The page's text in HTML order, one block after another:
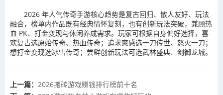
2026 年人气传奇手游核心趋势是复古回归、散人友好、玩法
融合，榜单内作品既有经典情怀复刻，也有创新玩法突破，兼顾热
血 PK、打金变现与休闲养成需求。玩家可根据自身偏好选择，喜
欢复古选原始传奇、热血传奇；追求爽感选一刀传世、怒火一刀；
想打金变现选冰雪传奇；尝鲜创新玩法可选武林盛典、剑御龙城。
上一篇： 2026搬砖游戏赚钱排行榜前十名